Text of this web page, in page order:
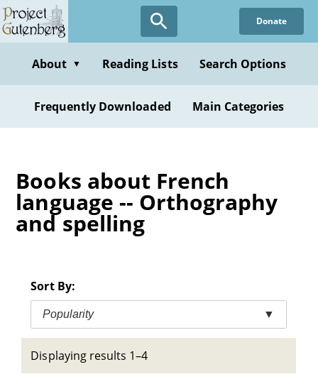
Skip
to
content
Donate
About ▼ Reading Lists Search Options
Frequently Downloaded Main Categories
Books about French
language -- Orthography
and spelling
Sort By:
Popularity ▼
Displaying results 1–4